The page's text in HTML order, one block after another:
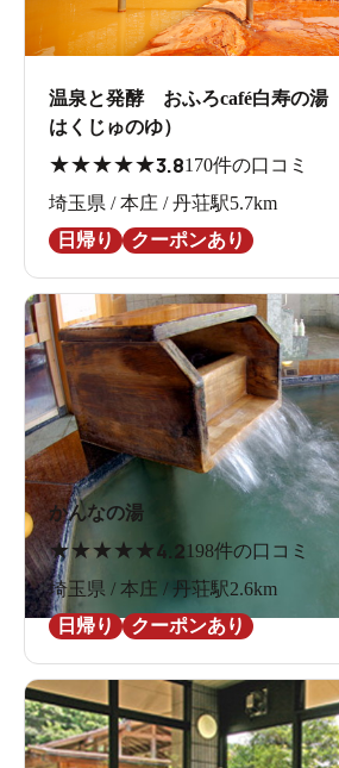
温泉と発酵 おふろcafé白寿の湯
はくじゅのゆ）
★★★★★3.8170件の口コミ
埼玉県 / 本庄 / 丹荘駅5.7km
日帰り
クーポンあり
かんなの湯
★★★ ★ ★4.2198件の口コミ
埼玉県 / 本庄 / 丹荘駅2.6km
日帰り
クーポンあり